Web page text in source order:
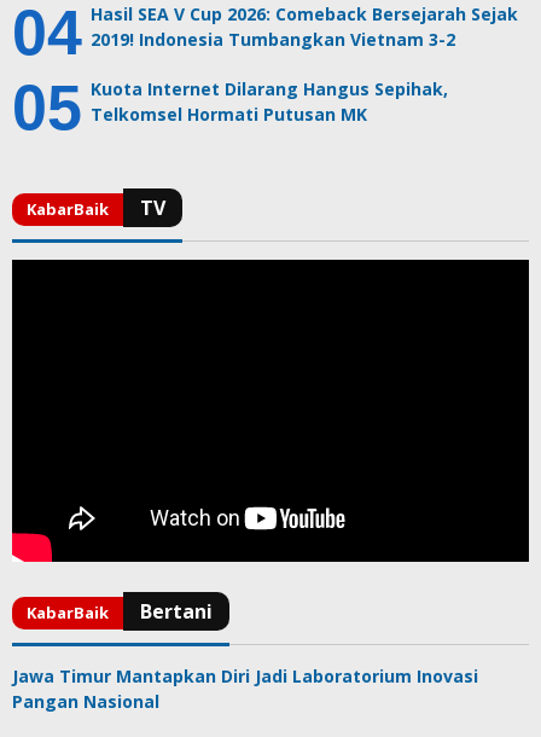
Hasil SEA V Cup 2026: Comeback Bersejarah Sejak
2019! Indonesia Tumbangkan Vietnam 3-2
Kuota Internet Dilarang Hangus Sepihak,
Telkomsel Hormati Putusan MK
Jawa Timur Mantapkan Diri Jadi Laboratorium Inovasi
Pangan Nasional